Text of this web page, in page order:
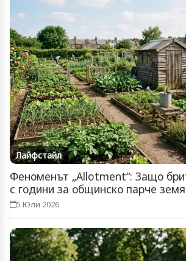
Лайфстайл
Феноменът „Allotment“: Защо
с години за общинско парче земя
5 Юли 2026